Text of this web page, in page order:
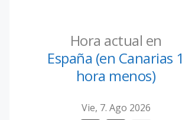
Hora actual en
España (en Canarias 1
hora menos)